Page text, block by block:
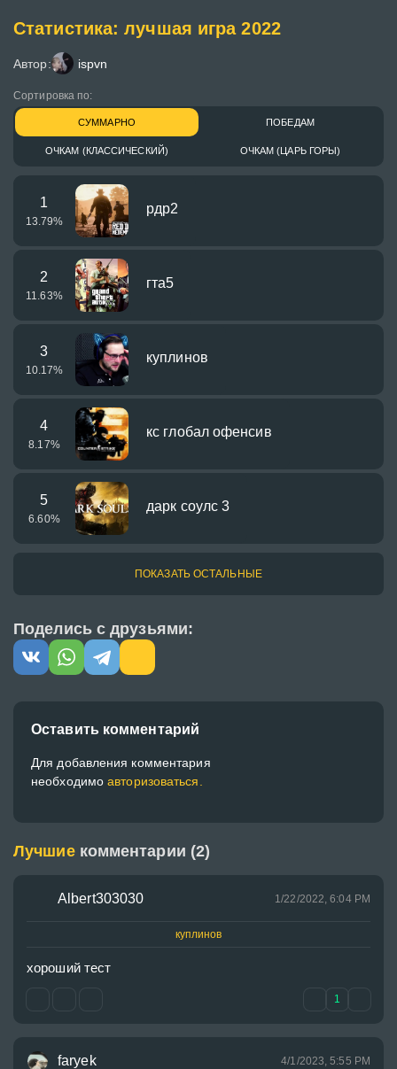
Статистика: лучшая игра 2022
Автор: ispvn
Сортировка по:
СУММАРНО ПОБЕДАМ
ОЧКАМ (КЛАССИЧЕСКИЙ) ОЧКАМ (ЦАРЬ ГОРЫ)
1
13.79%
рдр2
2
11.63%
гта5
3
10.17%
куплинов
4
8.17%
кс глобал офенсив
5
6.60%
дарк соулс 3
ПОКАЗАТЬ ОСТАЛЬНЫЕ
Поделись с друзьями:
Оставить комментарий
Для добавления комментария
необходимоавторизоваться.
Лучшие комментарии (2)
Albert303030 1/22/2022, 6:04 PM
куплинов
хороший тест
1
faryek 4/1/2023, 5:55 PM